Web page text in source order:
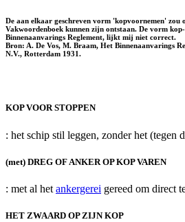
De aan elkaar geschreven vorm 'kopvoornemen' zou
Vakwoordenboek kunnen zijn ontstaan. De vorm
Binnenaanvarings Reglement, lijkt mij niet correct.
Bron: A. De Vos, M. Braam, Het Binnenaanvarings
N.V., Rotterdam 1931.
KOP VOOR STOPPEN
: het schip stil leggen, zonder het (tegen
(met) DREG OF ANKER OP KOP VAREN
: met al het ankergerei gereed om direct
HET ZWAARD OP ZIJN KOP